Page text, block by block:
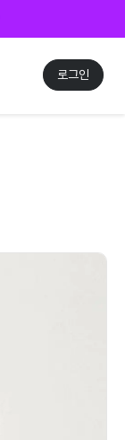
로그인